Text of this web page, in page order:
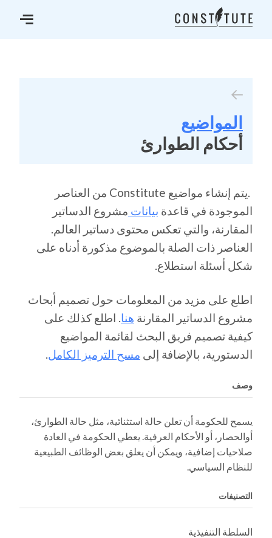
المواضيع
أحكام الطوارئ
.يتم إنشاء مواضيع Constitute من العناصر
الموجودة في قاعدة بيانات مشروع الدساتير
المقارنة، والتي تعكس محتوى دساتير العالم.
العناصر ذات الصلة بالموضوع مذكورة أدناه على
شكل أسئلة استطلاع.
اطلع على مزيد من المعلومات حول تصميم أبحاث
مشروع الدساتير المقارنة هنا . اطلع كذلك على
كيفية تصميم فريق البحث لقائمة المواضيع
الدستورية، بالإضافة إلى مسح الترميز الكامل
وصف
يسمح للحكومة أن تعلن حالة استثنائية، مثل حالة الطوارئ،
أوالحصار، أو الأحكام العرفية. يعطي الحكومة في العادة
صلاحيات إضافية، ويمكن أن يعلق بعض الوظائف الطبيعية
للنظام السياسي.
التصنيفات
السلطة التنفيذية